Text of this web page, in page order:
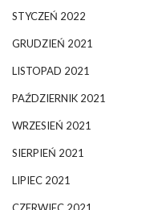
STYCZEŃ 2022
GRUDZIEŃ 2021
LISTOPAD 2021
PAŹDZIERNIK 2021
WRZESIEŃ 2021
SIERPIEŃ 2021
LIPIEC 2021